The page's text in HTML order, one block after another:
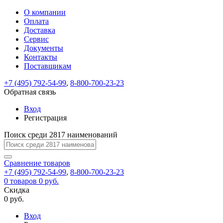
ВходРегистрация
Только
test@example.com
отправлена
по
ней
для
регистрации.
Ок
Только
Запомнить
меня
Забыли
Восстановление
пароля
Заполните
форму.
Мы
отправим
ссылку
на
указанный
электронный
адрес,
перейдя
по
которой
вы
новый
На
вашу
test@test.ru
отправлена
ссылка.
Перейдите
по
для
смены
пароля.
Введите
новый
пароль
Сменить
Пароль
успешно
Войти
Обратная
связь
Сообщение
пользовательского
соглашения
Ваше
сообщение
успешно
О компании
Оплата
Доставка
Сервис
Документы
Контакты
Поставщикам
+7 (495) 792-54-99, 8-800-700-23-23
Обратная связь
Вход
Регистрация
Поиск среди 2817 наименований
Сравнение товаров
+7 (495) 792-54-99, 8-800-700-23-23
0 товаров 0 руб.
Скидка
0 руб.
Вход